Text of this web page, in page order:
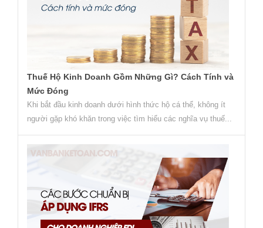
Thuế Hộ Kinh Doanh Gồm Những Gì? Cách Tính và
Mức Đóng
Khi bắt đầu kinh doanh dưới hình thức hộ cá thể, không ít
người gặp khó khăn trong việc tìm hiểu các nghĩa vụ thuế...